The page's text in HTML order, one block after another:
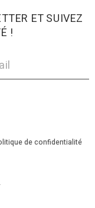
ET SUIVEZ
!
de confidentialité